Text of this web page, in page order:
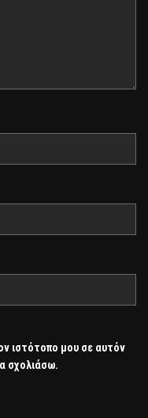
ιστότοπο μου σε αυτόν
σχολιάσω.